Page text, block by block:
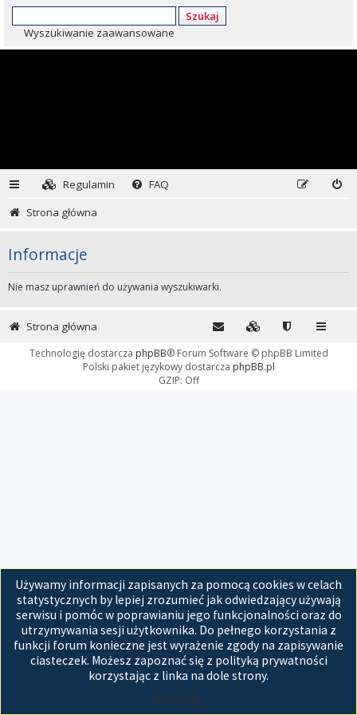
Szukaj
Wyszukiwanie zaawansowane
Regulamin
FAQ
Strona główna
Informacje
Nie masz uprawnień do używania wyszukiwarki.
Używamy informacji zapisanych za pomocą cookies w celach
statystycznych by lepiej zrozumieć jak odwiedzający używają
serwisu i pomóc w poprawianiu jego funkcjonalności oraz do
utrzymywania sesji użytkownika. Do pełnego korzystania z
funkcji forum konieczne jest wyrażenie zgody na zapisywanie
ciasteczek. Możesz zapoznać się z polityką prywatności
korzystając z linka na dole strony.
Akceptuję
Strona główna
Technologię dostarcza phpBB® Forum Software © phpBB Limited
Polski pakiet językowy dostarcza phpBB.pl
GZIP: Off